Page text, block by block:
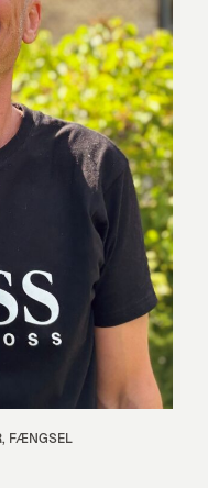
fængselsophold og
FÆNGSEL